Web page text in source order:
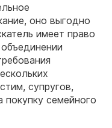
оно выгодно
имеет право
супругов,
семейного